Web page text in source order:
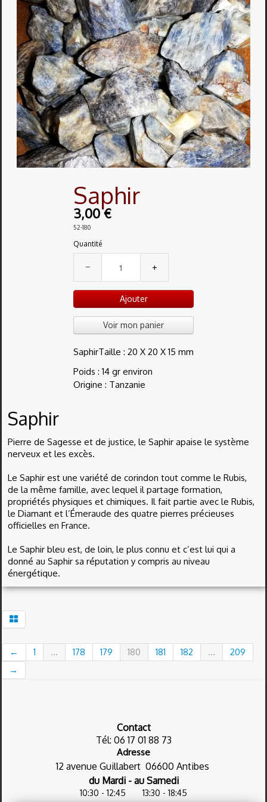
Bagues▼
Boucles d'oreilles▼
Bracelets▼
Colliers▼
Divers▼
Obsidiennes▼
Saphir
3,00 €
52-180
Quantité
− +
Ajouter
Voir mon panier
SaphirTaille : 20 X 20 X 15 mm
Poids : 14 gr environ
Origine : Tanzanie
Saphir
Pierre de Sagesse et de justice, le Saphir apaise le système
nerveux et les excès.
Le Saphir est une variété de corindon tout comme le Rubis,
de la même famille, avec lequel il partage formation,
propriétés physiques et chimiques. Il fait partie avec le Rubis,
le Diamant et l’Émeraude des quatre pierres précieuses
officielles en France.
Le Saphir bleu est, de loin, le plus connu et c’est lui qui a
donné au Saphir sa réputation y compris au niveau
énergétique.
← 1 ... 178 179 180 181 182 ...
209
→
Contact
Tél: 06 17 01 88 73
Adresse
12 avenue Guillabert 06600 Antibes
du Mardi - au Samedi
10:30 - 12:45 13:30 - 18:45